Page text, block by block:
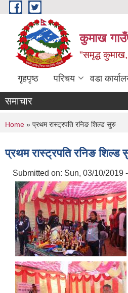
Skip to main content
कुमाख
"समृद्ध कुमाख,
गृहपृष्ठ परिचय वडा
समाचार
You are here
Home » प्रथम रास्ट्रपति रनिङ शिल्ड सुरु
प्रथम रास्ट्रपति रनिङ शिल्ड
Submitted on: Sun, 03/10/2019